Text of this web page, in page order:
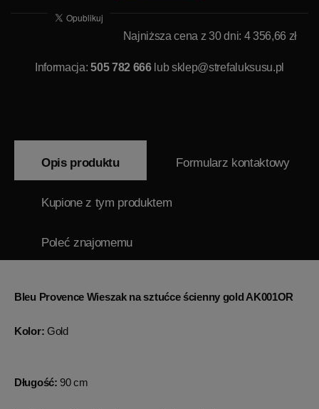
Najniższa cena z 30 dni: 4 356,66 zł
Informacja:505 782 666lubsklep@strefaluksusu.pl
Opis produktu Formularz kontaktowy
Kupione z tym produktem
Poleć znajomemu
Bleu Provence Wieszak na sztućce ścienny gold AK001OR
Kolor: Gold
Długość: 90 cm